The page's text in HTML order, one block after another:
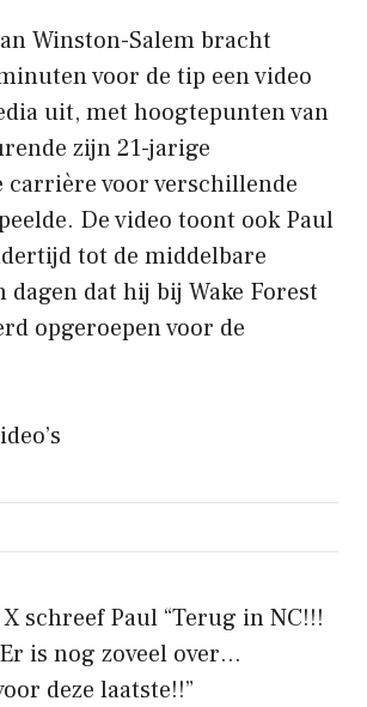
Winston-Salem bracht
voor de tip een video
uit, met hoogtepunten van
zijn 21-jarige
carrière voor verschillende
De video toont ook Paul
tot de middelbare
dagen dat hij bij Wake Forest
opgeroepen voor de
schreef Paul “Terug in NC!!!
is nog zoveel over…
deze laatste!!”